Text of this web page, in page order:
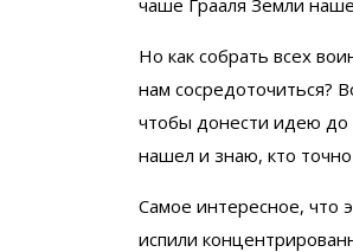
Но как собрать всех
нам сосредоточиться?
чтобы донести идею до
нашел и знаю, кто
Самое интересное, что
испили